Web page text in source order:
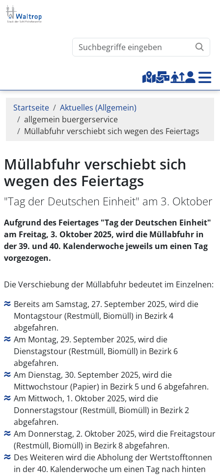
Direkt zum Inhalt
Waltrop.de durchsuchen
Top-Menu
Pfadnavigation
Startseite
Aktuelles (Allgemein)
allgemein buergerservice
Müllabfuhr verschiebt sich wegen des Feiertags
Müllabfuhr verschiebt sich
wegen des Feiertags
"Tag der Deutschen Einheit" am 3. Oktober
Aufgrund des Feiertages "Tag der Deutschen Einheit"
am Freitag, 3. Oktober 2025, wird die Müllabfuhr in
der 39. und 40. Kalenderwoche jeweils um einen Tag
vorgezogen.
Die Verschiebung der Müllabfuhr bedeutet im Einzelnen:
Bereits am Samstag, 27. September 2025, wird die
Montagstour (Restmüll, Biomüll) in Bezirk 4
abgefahren.
Am Montag, 29. September 2025, wird die
Dienstagstour (Restmüll, Biomüll) in Bezirk 6
abgefahren.
Am Dienstag, 30. September 2025, wird die
Mittwochstour (Papier) in Bezirk 5 und 6 abgefahren.
Am Mittwoch, 1. Oktober 2025, wird die
Donnerstagstour (Restmüll, Biomüll) in Bezirk 2
abgefahren.
Am Donnerstag, 2. Oktober 2025, wird die Freitagstour
(Restmüll, Biomüll) in Bezirk 8 abgefahren.
Des Weiteren wird die Abholung der Wertstofftonnen
in der 40. Kalenderwoche um einen Tag nach hinten